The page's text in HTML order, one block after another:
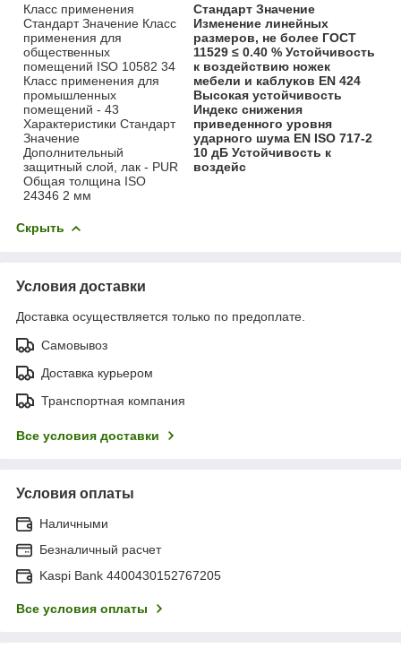
Класс применения
Стандарт Значение Класс
применения для
общественных
помещений ISO 10582 34
Класс применения для
промышленных
помещений - 43
Характеристики Стандарт
Значение
Дополнительный
защитный слой, лак - PUR
Общая толщина ISO
24346 2 мм
Стандарт Значение
Изменение линейных
размеров, не более ГОСТ
11529 ≤ 0.40 % Устойчивость
к воздействию ножек
мебели и каблуков EN 424
Высокая устойчивость
Индекс снижения
приведенного уровня
ударного шума EN ISO 717-2
10 дБ Устойчивость к
воздейс
Скрыть
Условия доставки
Доставка осуществляется только по предоплате.
Самовывоз
Доставка курьером
Транспортная компания
Все условия доставки
Условия оплаты
Наличными
Безналичный расчет
Kaspi Bank 4400430152767205
Все условия оплаты